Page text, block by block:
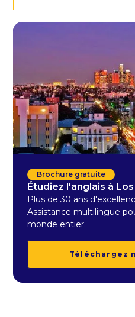
Brochure gratuite
Étudiez l'anglais à
Plus de 30 ans
Assistance multilingue
monde entier.
Téléchargez